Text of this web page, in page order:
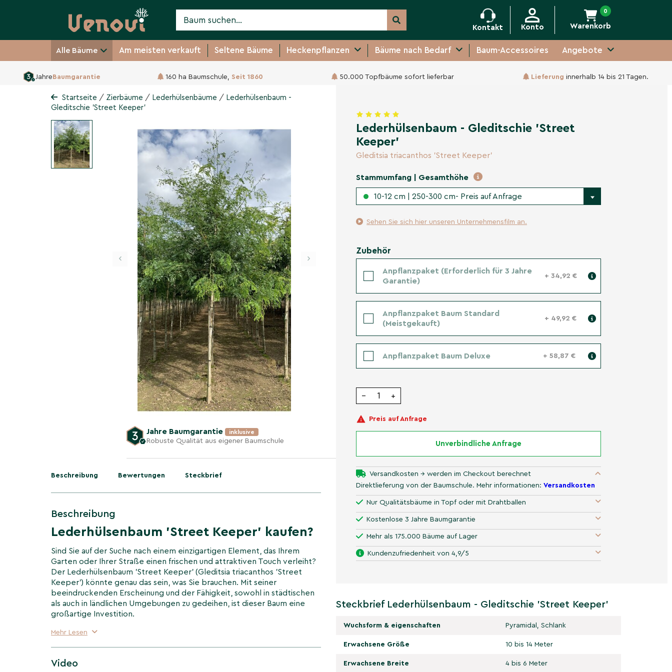
Kontakt Konto Warenkorb
0
Alle Bäume Am meisten verkauft Seltene Bäume Heckenpflanzen Bäume nach Bedarf Baum-Accessoires Angebote
JahreBaumgarantie 160 ha Baumschule, Seit 1860 50.000 Topfbäume sofort lieferbar Lieferung innerhalb 14 bis 21 Tagen.
Lederhülsenbaum - Gleditschie 'Street Keeper'
Gleditsia triacanthos 'Street Keeper'
Startseite / Zierbäume / Lederhülsenbäume / Lederhülsenbaum -
Gleditschie 'Street Keeper'
‹ ›
Jahre Baumgarantie inklusive
Robuste Qualität aus eigener Baumschule
Beschreibung Bewertungen Steckbrief
Beschreibung
Lederhülsenbaum 'Street Keeper' kaufen?
Sind Sie auf der Suche nach einem einzigartigen Element, das Ihrem
Garten oder Ihrer Straße einen frischen und attraktiven Touch verleiht?
Der Lederhülsenbaum 'Street Keeper' (Gleditsia triacanthos 'Street
Keeper') könnte genau das sein, was Sie brauchen. Mit seiner
beeindruckenden Erscheinung und der Fähigkeit, sowohl in städtischen
als auch in ländlichen Umgebungen zu gedeihen, ist dieser Baum eine
großartige Investition.
Lederhülsenbaum 'Street Keeper' als
Der Lederhülsenbaum 'Street Keeper' ist ein Hochstamm, was
Mehr Lesen
Video
Lederhülsenbaum - Gleditschie 'Street
Keeper'
Gleditsia triacanthos 'Street Keeper'
Stammumfang | Gesamthöhe
10-12 cm | 250-300 cm- Preis auf Anfrage
Sehen Sie sich hier unseren Unternehmensfilm an.
Zubehör
Anpflanzpaket (Erforderlich für 3 Jahre
Garantie)
+ 34,92 €
Anpflanzpaket Baum Standard
(Meistgekauft)
+ 49,92 €
Anpflanzpaket Baum Deluxe + 58,87 €
− +
Preis auf Anfrage
Unverbindliche Anfrage
Versandkosten → werden im Checkout berechnet
Direktlieferung von der Baumschule. Mehr informationen: Versandkosten
Nur Qualitätsbäume in Topf oder mit Drahtballen
Kostenlose 3 Jahre Baumgarantie
Mehr als 175.000 Bäume auf Lager
Kundenzufriedenheit von 4,9/5
Steckbrief Lederhülsenbaum - Gleditschie 'Street Keeper'
Wuchsform & eigenschaften Pyramidal, Schlank
Erwachsene Größe 10 bis 14 Meter
Erwachsene Breite 4 bis 6 Meter